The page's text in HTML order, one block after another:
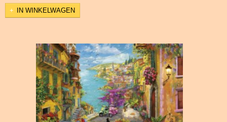
IN WINKELWAGEN